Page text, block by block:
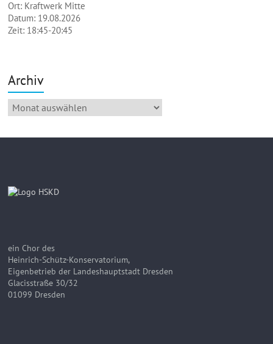
Ort: Kraftwerk Mitte
Datum: 19.08.2026
Zeit: 18:45-20:45
Archiv
Archiv
ein Chor des
Heinrich-Schütz-Konservatorium,
Eigenbetrieb der Landeshauptstadt Dresden
Glacisstraße 30/32
01099 Dresden